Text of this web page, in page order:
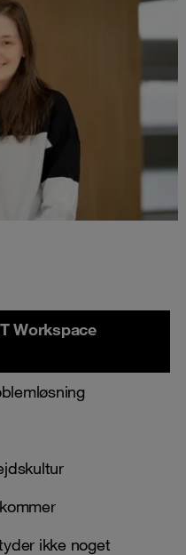
Workspace
ikke noget